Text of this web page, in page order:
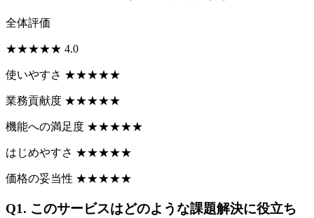
全体評価
★★★★★ 4.0
使いやすさ ★★★★★
業務貢献度 ★★★★★
機能への満足度 ★★★★★
はじめやすさ ★★★★★
価格の妥当性 ★★★★★
Q1. このサービスはどのような課題解決に役立ち